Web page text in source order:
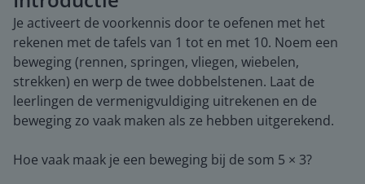
Je activeert de voorkennis door te oefenen met het
rekenen met de tafels van 1 tot en met 10. Noem een
beweging (rennen, springen, vliegen, wiebelen,
strekken) en werp de twee dobbelstenen. Laat de
leerlingen de vermenigvuldiging uitrekenen en de
beweging zo vaak maken als ze hebben uitgerekend.
Hoe vaak maak je een beweging bij de som 5 × 3?